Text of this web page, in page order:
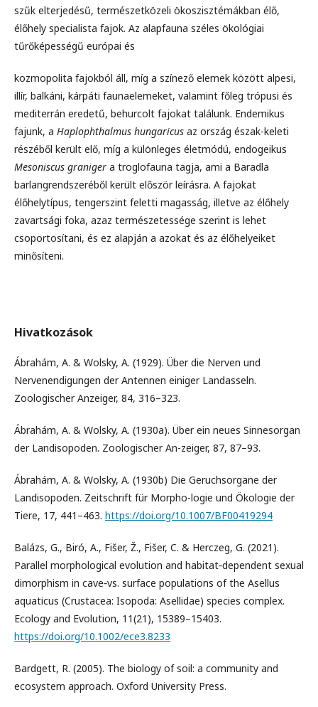
szűk elterjedésű, természetközeli ökoszisztémákban élő,
élőhely specialista fajok. Az alapfauna széles ökológiai
tűrőképességű európai és
kozmopolita fajokból áll, míg a színező elemek között alpesi,
illír, balkáni, kárpáti faunaelemeket, valamint főleg trópusi és
mediterrán eredetű, behurcolt fajokat találunk. Endemikus
fajunk, a Haplophthalmus hungaricus az ország észak-keleti
részéből került elő, míg a különleges életmódú, endogeikus
Mesoniscus graniger a troglofauna tagja, ami a Baradla
barlangrendszeréből került először leírásra. A fajokat
élőhelytípus, tengerszint feletti magasság, illetve az élőhely
zavartsági foka, azaz természetessége szerint is lehet
csoportosítani, és ez alapján a azokat és az élőhelyeiket
minősíteni.
Hivatkozások
Ábrahám, A. & Wolsky, A. (1929). Über die Nerven und
Nervenendigungen der Antennen einiger Landasseln.
Zoologischer Anzeiger, 84, 316–323.
Ábrahám, A. & Wolsky, A. (1930a). Über ein neues Sinnesorgan
der Landisopoden. Zoologischer An-zeiger, 87, 87–93.
Ábrahám, A. & Wolsky, A. (1930b) Die Geruchsorgane der
Landisopoden. Zeitschrift für Morpho-logie und Ökologie der
Tiere, 17, 441–463. https://doi.org/10.1007/BF00419294
Balázs, G., Biró, A., Fišer, Ž., Fišer, C. & Herczeg, G. (2021).
Parallel morphological evolution and habitat‐dependent sexual
dimorphism in cave‐vs. surface populations of the Asellus
aquaticus (Crustacea: Isopoda: Asellidae) species complex.
Ecology and Evolution, 11(21), 15389–15403.
https://doi.org/10.1002/ece3.8233
Bardgett, R. (2005). The biology of soil: a community and
ecosystem approach. Oxford University Press.